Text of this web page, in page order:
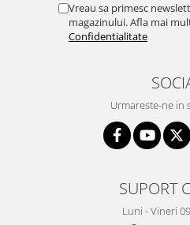
Vreau sa primesc
magazinului. Afla mai
Confidentialitate
Urmareste-ne in
SUPORT
Luni - Vineri